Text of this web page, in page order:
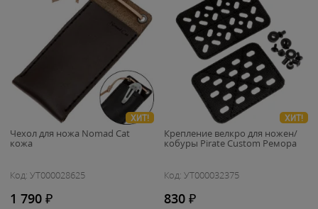
ХИТ!
Чехол для ножа Nomad Cat
кожа
Код: УТ000028625
1 790 ₽
ХИТ!
Крепление велкро для ножен/
кобуры Pirate Custom Ремора
Код: УТ000032375
830 ₽